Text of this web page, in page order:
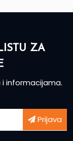
ZA
informacijama.
Prijava